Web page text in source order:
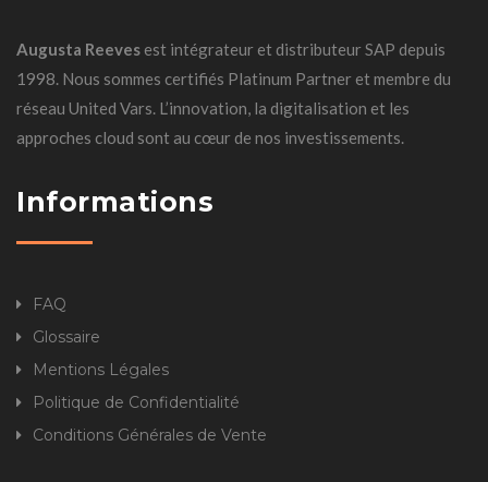
United VARs représente plus de soixante
Partenaires et intervient aujourd’hui dans plus de
cent pays. Les Partenaires sont implantés
localement et représentent pour SAP les meilleurs
Chaque Partenaire de United VARs est une société
indépendante dont le capital est majoritairement
garantit la pérennité des décisions et le respect des
engagements, tant à l’égard des autres Membres de
United VARs que de ses Clients.
Augusta Reeves est intégrateur et distributeur SAP depuis
1998. Nous sommes certifiés Platinum Partner et membre du
réseau United Vars. L’innovation, la digitalisation et les
approches cloud sont au cœur de nos investissements.
Informations
FAQ
Glossaire
Mentions Légales
Politique de Confidentialité
Conditions Générales de Vente